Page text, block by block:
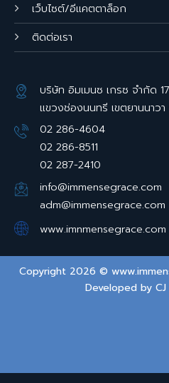
เว็บไซต์/อีแคตตาล็อก
ติดต่อเรา
บริษัท อิมเมนซ เกรซ จำกัด
แขวงช่องนนทรี เขตยานนาว
02 286-4604
02 286-8511
02 287-2410
info@immensegrace.com
adm@immensegrace.com
www.imnmensegrace.com
Copyright 2026 ©
Developed by